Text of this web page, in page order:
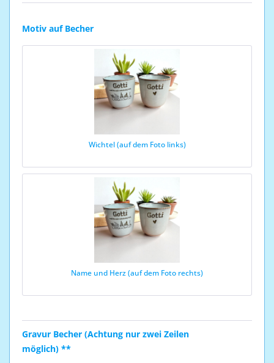
Motiv auf Becher
Wichtel (auf dem Foto links)
Name und Herz (auf dem Foto rechts)
Gravur Becher (Achtung nur zwei Zeilen
möglich) **